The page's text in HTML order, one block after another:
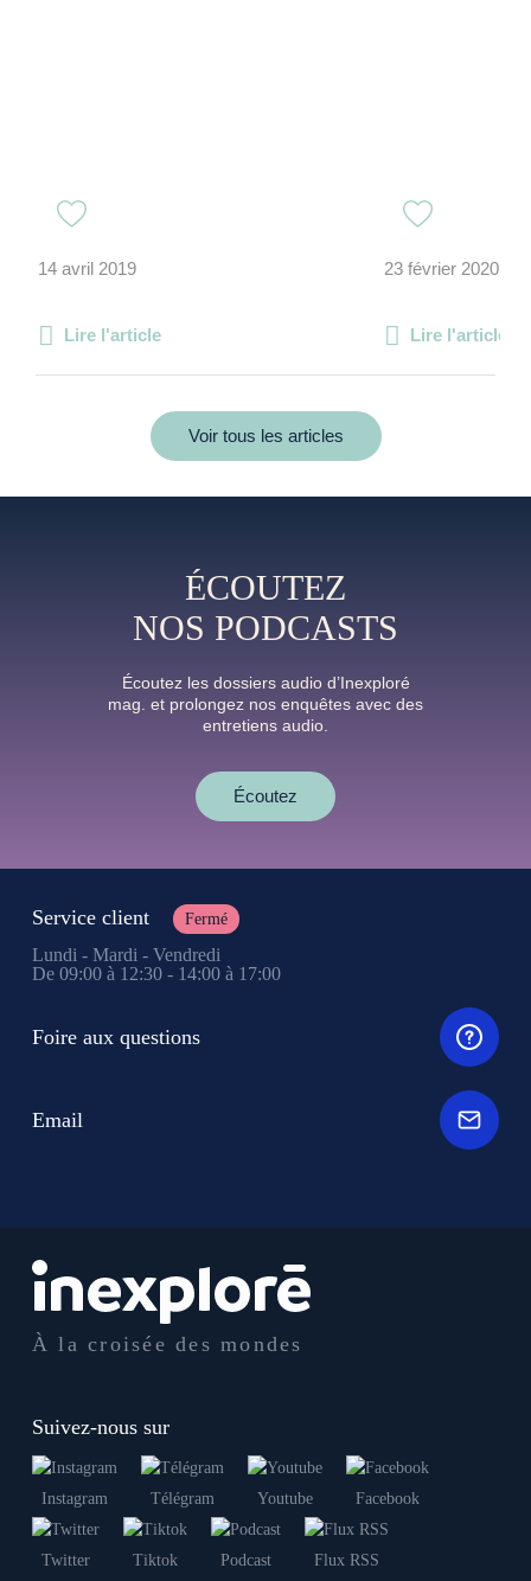
14 avril 2019
Lire l'article
23 février 2020
Lire l'article
Voir tous les articles
ÉCOUTEZ
NOS PODCASTS
Écoutez les dossiers audio d’Inexploré
mag. et prolongez nos enquêtes avec des
entretiens audio.
Écoutez
À la croisée des mondes
Suivez-nous sur
Instagram Télégram Youtube Facebook
Twitter Tiktok Podcast Flux RSS
Service client Fermé
Lundi - Mardi - Vendredi
De 09:00 à 12:30 - 14:00 à 17:00
Foire aux questions
Email